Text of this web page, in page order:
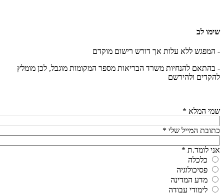
שימו לב
- המפגש ללא עלות אך דורש רישום מוקדם
- בהתאם להנחיות משרד הבריאות מספר המקומות מוגבל, לכן מומלץ
להקדים ולהירשם
שמי המלא *
כתובת המייל שלי *
אני לומד.ת *
כלכלה
פסיכולוגיה
מדע המדינה
לימודי עבודה